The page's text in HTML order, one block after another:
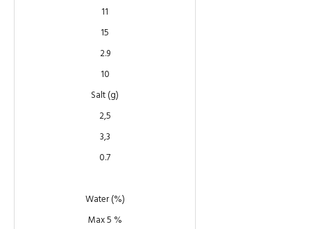
11
15
2.9
10
Salt (g)
2,5
3,3
0.7
Water (%)
Max 5 %